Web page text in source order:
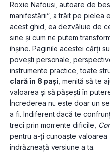
Roxie Nafousi, autoare de
manifestării”, a trăit pe pielea
acest ghid, ea dezvăluie de
sine și cum ne putem
înșine. Paginile acestei cărți
povești personale,
instrumente practice, toate
clară în 8 pași , menită să te
valoarea și să pășești în
Încrederea nu este doar un
a fi. Indiferent dacă te
treci prin momente dificile,
pentru a-ți cunoaște valoarea
îndrăzneață versiune a ta.